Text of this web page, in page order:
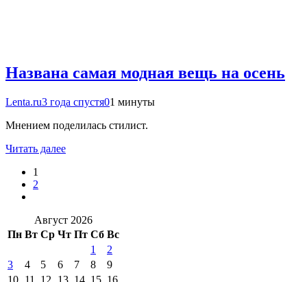
Названа самая модная вещь на осень
Lenta.ru3 года спустя01 минуты
Мнением поделилась стилист.
Читать далее
1
2
Август 2026
Пн Вт Ср Чт Пт Сб Вс
1
2
3
4 5 6 7 8
9
10 11 12 13 14 15 16